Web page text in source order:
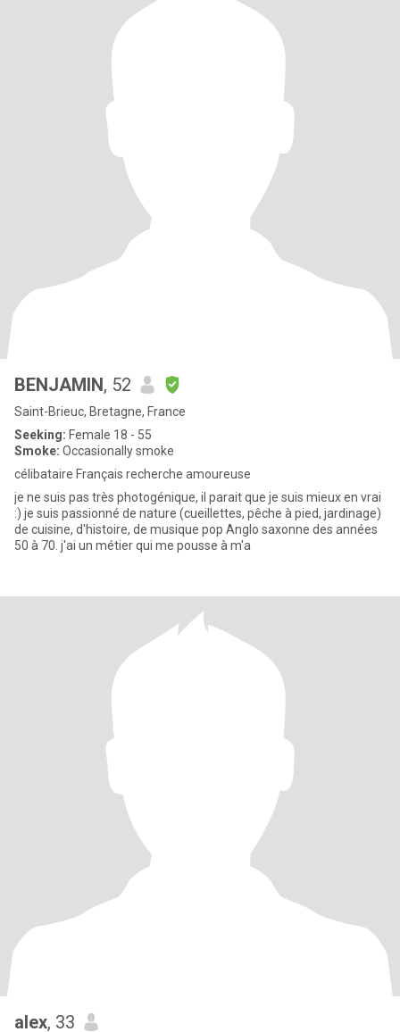
BENJAMIN, 52
Saint-Brieuc, Bretagne, France
Seeking: Female 18 - 55
Smoke: Occasionally smoke
célibataire Français recherche amoureuse
je ne suis pas très photogénique, il parait que je suis mieux en vrai
:) je suis passionné de nature (cueillettes, pêche à pied, jardinage)
de cuisine, d'histoire, de musique pop Anglo saxonne des années
50 à 70. j'ai un métier qui me pousse à m'a
alex, 33